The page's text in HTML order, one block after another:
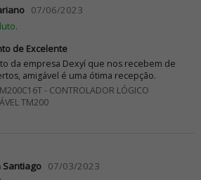
07/06/2023
de Excelente
da empresa Dexyí que nos recebem de
amigável é uma ótima recepção.
- CONTROLADOR LÓGICO
TM200
Santiago 07/03/2023